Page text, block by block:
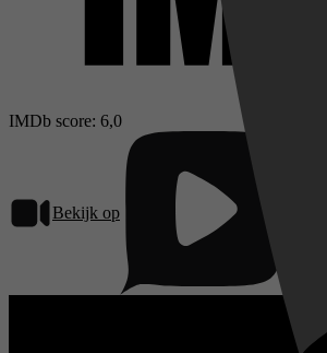
IMDb score: 6,0
Bekijk op